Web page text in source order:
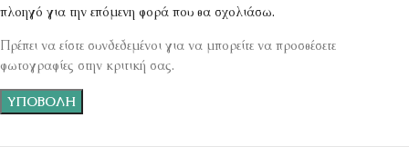
πλοηγό για την επόμενη φορά που θα σχολιάσω.
Πρέπει να είστε συνδεδεμένοι για να μπορείτε να προσθέσετε
φωτογραφίες στην κριτική σας.